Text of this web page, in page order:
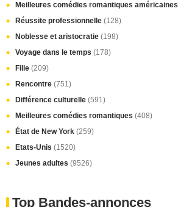
Meilleures comédies romantiques américaines
Réussite professionnelle (128)
Noblesse et aristocratie (198)
Voyage dans le temps (178)
Fille (209)
Rencontre (751)
Différence culturelle (591)
Meilleures comédies romantiques (408)
État de New York (259)
Etats-Unis (1520)
Jeunes adultes (9526)
Top Bandes-annonces